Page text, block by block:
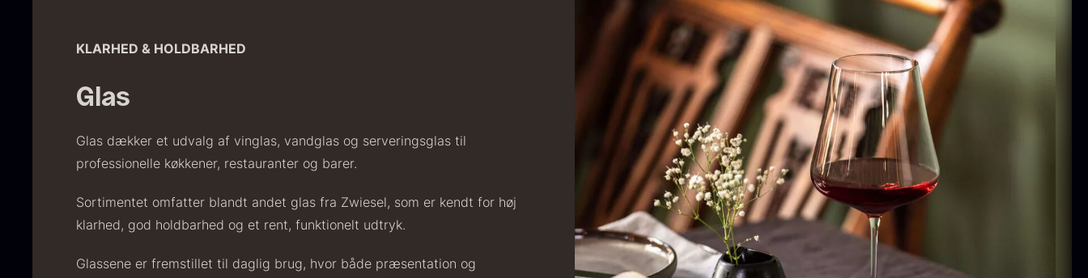
KLARHED & HOLDBARHED
Glas
Glas dækker et udvalg af vinglas, vandglas og serveringsglas til
professionelle køkkener, restauranter og barer.
Sortimentet omfatter blandt andet glas fra Zwiesel, som er kendt for høj
klarhed, god holdbarhed og et rent, funktionelt udtryk.
Glassene er fremstillet til daglig brug, hvor både præsentation og